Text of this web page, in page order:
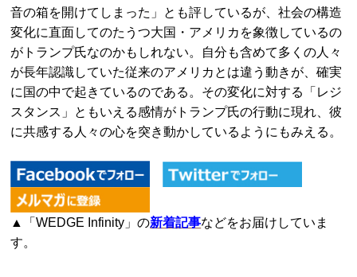
音の箱を開けてしまった」とも評しているが、社会の構造
変化に直面してのたうつ大国・アメリカを象徴しているの
がトランプ氏なのかもしれない。自分も含めて多くの人々
が長年認識していた従来のアメリカとは違う動きが、確実
に国の中で起きているのである。その変化に対する「レジ
スタンス」ともいえる感情がトランプ氏の行動に現れ、彼
に共感する人々の心を突き動かしているようにもみえる。
▲「WEDGE Infinity」の新着記事などをお届けしていま
す。